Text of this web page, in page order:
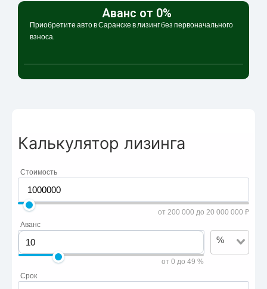
Аванс от 0%
Приобретите авто в Саранске в лизинг без первоначального
взноса.
Калькулятор лизинга
Стоимость
от 200 000 до 20 000 000 ₽
Аванс
от 0 до 49 %
%
Срок